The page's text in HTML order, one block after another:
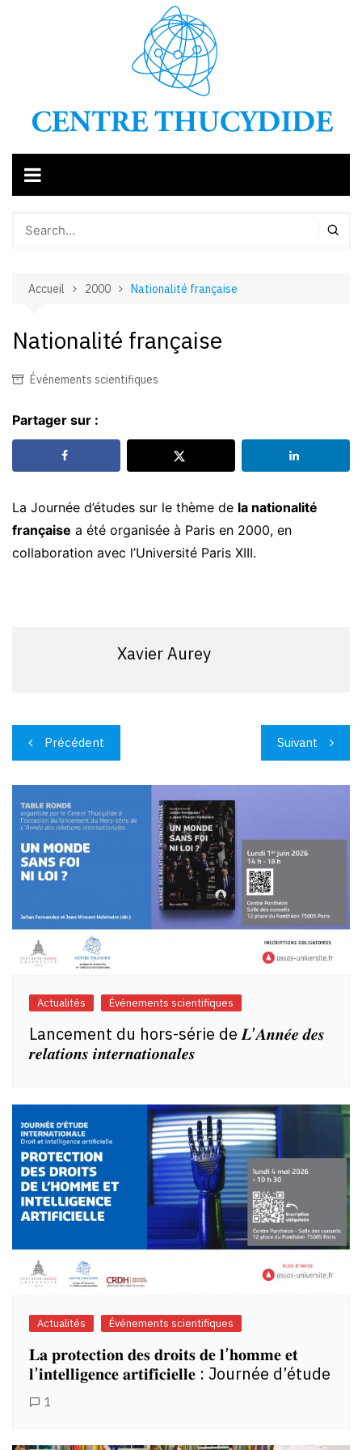
Accueil 2000 Nationalité française
Nationalité française
Événements scientifiques
Partager sur :
La Journée d’études sur le thème de la nationalité
française a été organisée à Paris en 2000, en
collaboration avec l’Université Paris XIII.
Xavier Aurey
Navigation
de
l’article
Précédent Suivant
Actualités Événements scientifiques
Lancement du hors-série de 𝑳’𝑨𝒏𝒏𝒆́𝒆 𝒅𝒆𝒔
𝒓𝒆𝒍𝒂𝒕𝒊𝒐𝒏𝒔 𝒊𝒏𝒕𝒆𝒓𝒏𝒂𝒕𝒊𝒐𝒏𝒂𝒍𝒆𝒔
Actualités Événements scientifiques
𝐋𝐚 𝐩𝐫𝐨𝐭𝐞𝐜𝐭𝐢𝐨𝐧 𝐝𝐞𝐬 𝐝𝐫𝐨𝐢𝐭𝐬 𝐝𝐞 𝐥’𝐡𝐨𝐦𝐦𝐞 𝐞𝐭
𝐥’𝐢𝐧𝐭𝐞𝐥𝐥𝐢𝐠𝐞𝐧𝐜𝐞 𝐚𝐫𝐭𝐢𝐟𝐢𝐜𝐢𝐞𝐥𝐥𝐞 : Journée d’étude
1